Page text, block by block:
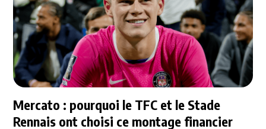
Mercato : pourquoi le TFC et le Stade
Rennais ont choisi ce montage financier